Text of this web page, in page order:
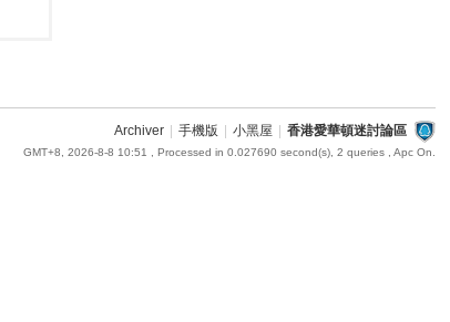
Archiver 手機版 小黑屋 香港愛華頓迷討論區
GMT+8, 2026-8-8 10:51 , Processed in 0.027690 second(s), 2 queries , Apc On.